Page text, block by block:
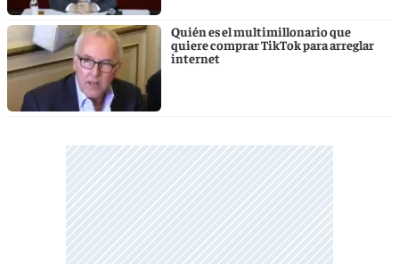
Quién es el multimillonario que
quiere comprar TikTok para arreglar
internet